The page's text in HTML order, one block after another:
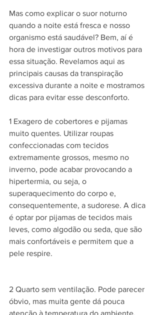
Mas como explicar o suor noturno
quando a noite está fresca e nosso
organismo está saudável? Bem, aí é
hora de investigar outros motivos para
essa situação. Revelamos aqui as
principais causas da transpiração
excessiva durante a noite e mostramos
dicas para evitar esse desconforto.
1 Exagero de cobertores e pijamas
muito quentes. Utilizar roupas
confeccionadas com tecidos
extremamente grossos, mesmo no
inverno, pode acabar provocando a
hipertermia, ou seja, o
superaquecimento do corpo e,
consequentemente, a sudorese. A dica
é optar por pijamas de tecidos mais
leves, como algodão ou seda, que são
mais confortáveis e permitem que a
pele respire.
2 Quarto sem ventilação. Pode parecer
óbvio, mas muita gente dá pouca